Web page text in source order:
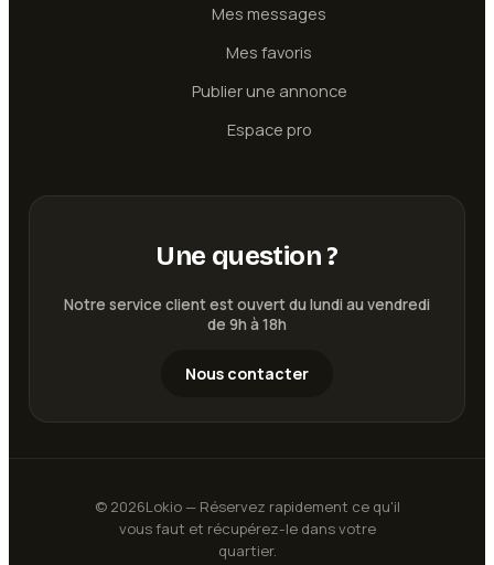
Mes messages
Mes favoris
Publier une annonce
Espace pro
Une question ?
Notre service client est ouvert du lundi au vendredi
de 9h à 18h
Nous contacter
© 2026Lokio — Réservez rapidement ce qu'il
vous faut et récupérez-le dans votre
quartier.